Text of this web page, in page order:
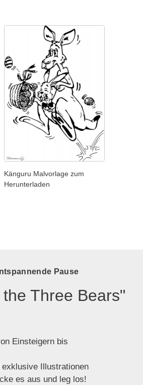
Känguru Malvorlage zum
Herunterladen
Pause
Three Bears"
Einsteigern bis
Illustrationen
es aus und leg los!